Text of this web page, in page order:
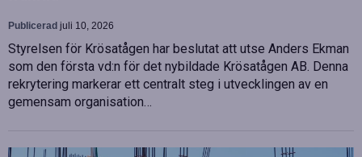
Publicerad juli 10, 2026
Styrelsen för Krösatågen har beslutat att utse Anders Ekman
som den första vd:n för det nybildade Krösatågen AB. Denna
rekrytering markerar ett centralt steg i utvecklingen av en
gemensam organisation…